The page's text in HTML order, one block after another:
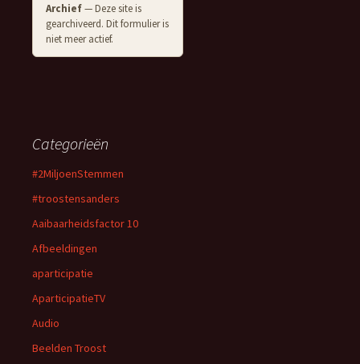
Archief— Deze site is
gearchiveerd. Dit formulier is
niet meer actief.
Categorieën
#2MiljoenStemmen
#troostensanders
Aaibaarheidsfactor 10
Afbeeldingen
aparticipatie
AparticipatieTV
Audio
Beelden Troost